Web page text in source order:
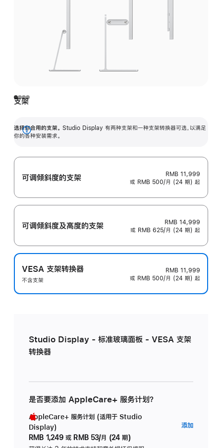
支架
选择你合用的支架。 Studio Display 有两种支架和一种支架转换器可选，以满足
你的各种安装需求。
展
可调倾斜度的支架
RMB 11,999
或 RMB 500/月 (24 期) 起
可调倾斜度及高‍度的支‍架
RMB 14,999
或 RMB 625/月 (24 期) 起
VESA 支架转换器
不含支架
RMB 11,999
或 RMB 500/月 (24 期) 起
Studio Display - 标准玻璃面板 - VESA 支架
转换器
是否要添加 AppleCare+ 服务计划？
AppleCare+ 服务计划 (适用于 Studio
Display)
RMB 1,249 或 RMB 53/月 (24 期)
添加